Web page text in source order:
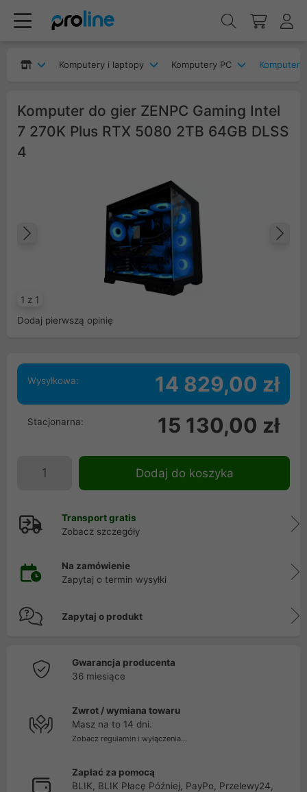
Komputery i laptopy Komputery PC
Komputer do gier ZENPC Gaming Intel
7 270K Plus RTX 5080 2TB 64GB DLSS
4
1 z 1
Poprzedni
Dodaj pierwszą opinię
Wysyłkowa: 14 829,00 zł
Stacjonarna: 15 130,00 zł
Dodaj do koszyka
Transport gratis
Zobacz szczegóły
Na zamówienie
Zapytaj o termin wysyłki
Zapytaj o produkt
Gwarancja producenta
36 miesiące
Zwrot / wymiana towaru
Masz na to 14 dni.
Zobacz regulamin i wyłączenia...
Zapłać za pomocą
BLIK, BLIK Płacę Później, PayPo, Przelewy24,